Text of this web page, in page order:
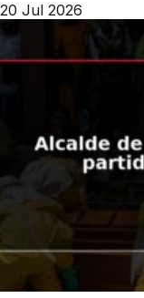
20 Jul 2026